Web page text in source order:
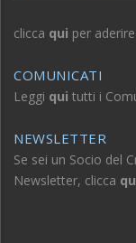
clicca qui per
COMUNICATI
Leggi qui tutti i
NEWSLETTER
Se sei un Socio del
Newsletter, clicca